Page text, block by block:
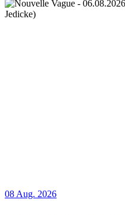
08 Aug. 2026